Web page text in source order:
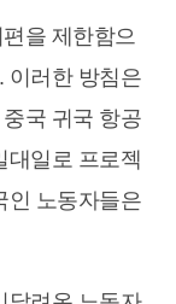
을 제한함으
이러한 방침은
국 귀국 항공
대일로 프로젝
인 노동자들은